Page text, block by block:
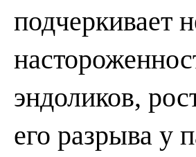
подчеркивает
эндоликов,
его разрыва у